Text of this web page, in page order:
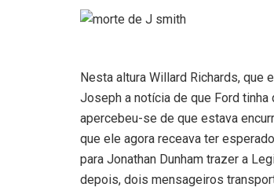
Nesta altura Willard Richards, que
Joseph a notícia de que Ford
apercebeu-se de que estava
que ele agora receava ter
para Jonathan Dunham trazer a
depois, dois mensageiros